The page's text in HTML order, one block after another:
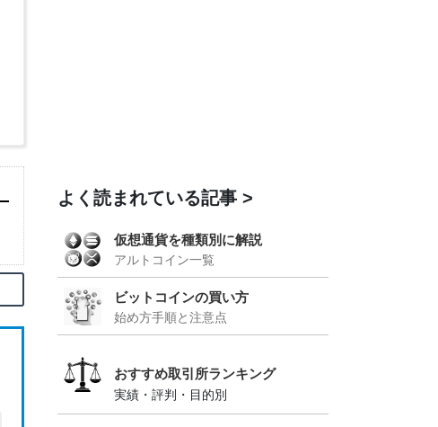
よく読まれている記事
仮想通貨を種類別に解説
アルトコイン一覧
ビットコインの買い方
始め方手順と注意点
おすすめ取引所ランキング
実績・評判・目的別